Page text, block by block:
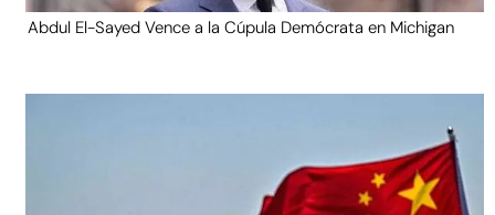
Abdul El-Sayed Vence a la Cúpula Demócrata en Michigan